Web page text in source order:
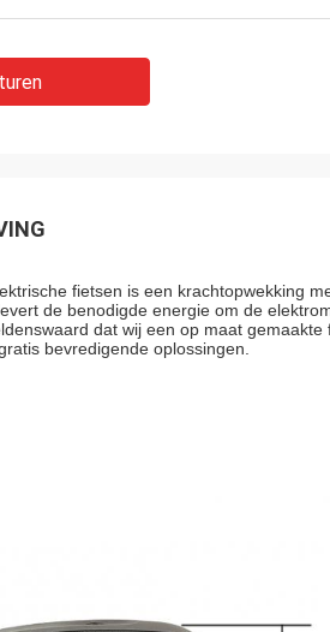
fietsen is een krachtopwekking
de benodigde energie om de
dat wij een op maat
bevredigende oplossingen.